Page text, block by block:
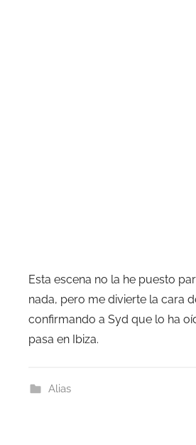
Esta escena no la he puesto
nada, pero me divierte la cara
confirmando a Syd que lo ha
pasa en Ibiza.
Alias